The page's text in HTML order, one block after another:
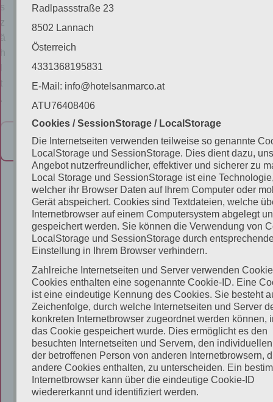
s
z
ä
h
t
.
Z
i
m
e
r
s
i
h
e
r
n
–
m
o
t
o
e
s
r
v
i
e
n
Radlpassstraße 23
8502 Lannach
Österreich
4331368195831
E-Mail: info@hotelsanmarco.at
ATU76408406
Cookies / SessionStorage / LocalStorage
Die Internetseiten verwenden teilweise so genannte
LocalStorage und SessionStorage. Dies dient dazu,
Angebot nutzerfreundlicher, effektiver und sicherer zu
Local Storage und SessionStorage ist eine
welcher ihr Browser Daten auf Ihrem Computer oder
Gerät abspeichert. Cookies sind Textdateien, welche
Internetbrowser auf einem Computersystem abgelegt
gespeichert werden. Sie können die Verwendung von
LocalStorage und SessionStorage durch
Einstellung in Ihrem Browser verhindern.
Zahlreiche Internetseiten und Server verwenden
Cookies enthalten eine sogenannte Cookie-ID. Eine
ist eine eindeutige Kennung des Cookies. Sie besteht
Zeichenfolge, durch welche Internetseiten und Server
konkreten Internetbrowser zugeordnet werden können,
das Cookie gespeichert wurde. Dies ermöglicht es den
besuchten Internetseiten und Servern, den
der betroffenen Person von anderen Internetbrowsern,
andere Cookies enthalten, zu unterscheiden. Ein
Internetbrowser kann über die eindeutige Cookie-ID
wiedererkannt und identifiziert werden.